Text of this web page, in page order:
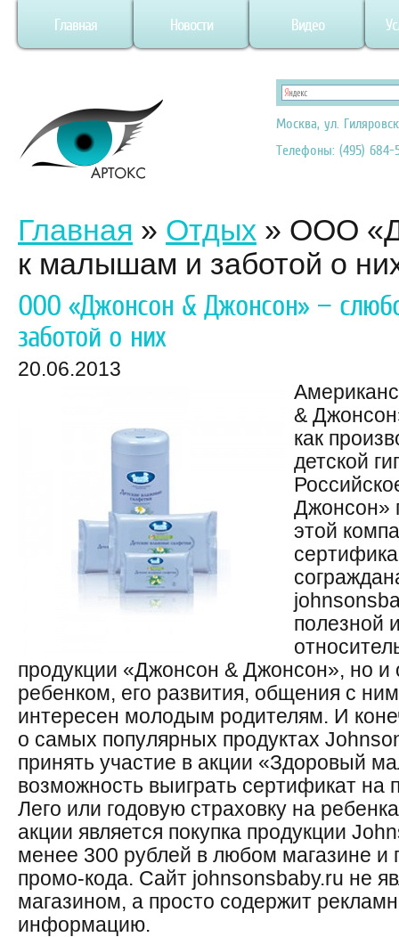
Главная Новости Видео
Москва, ул.
Телефоны: (495) 684-
Главная » Отдых » ООО
к малышам и заботой о
ООО «Джонсон & Джонсон» —
заботой о них
20.06.2013
&
как
детской
Джонсон»
этой
полезной
продукции «Джонсон & Джонсон», но и
ребенком, его развития, общения с
интересен молодым родителям. И
о самых популярных продуктах
принять участие в акции «Здоровый
возможность выиграть сертификат на
Лего или годовую страховку на
акции является покупка продукции
менее 300 рублей в любом магазине и
промо-кода. Сайт johnsonsbaby.ru не
магазином, а просто содержит
информацию.